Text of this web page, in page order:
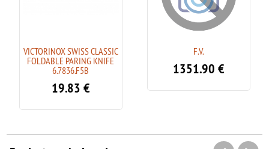
VICTORINOX SWISS CLASSIC
FOLDABLE PARING KNIFE
6.7836.F5B
19.83 €
F.V.
1351.90 €